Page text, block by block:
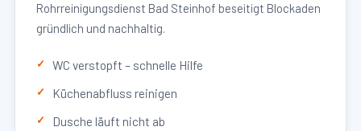
Rohrreinigungsdienst Bad Steinhof beseitigt Blockaden
gründlich und nachhaltig.
WC verstopft – schnelle Hilfe
Küchenabfluss reinigen
Dusche läuft nicht ab